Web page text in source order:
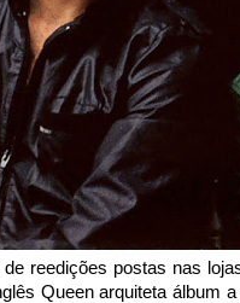
reedições postas nas
Queen arquiteta álbum